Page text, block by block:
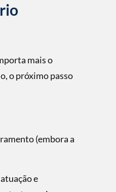
mais o
o próximo passo
(embora a
e